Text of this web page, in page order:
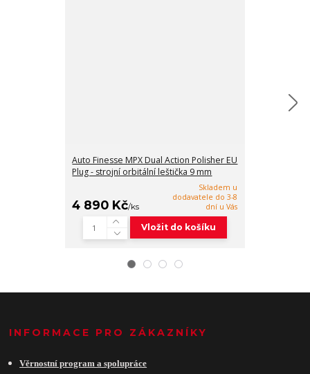
Auto Finesse MPX Dual Action Polisher EU
Plug - strojní orbitální leštička 9 mm
4 890 Kč/ks
Skladem u
dodavatele do 3-8
dní u Vás
Vložit do košíku
INFORMACE PRO ZÁKAZNÍKY
Věrnostní program a spolupráce